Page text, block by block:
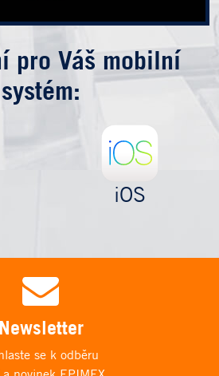
pro Váš mobilní
systém:
iOS
Newsletter
se k odběru